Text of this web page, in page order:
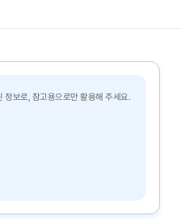
정보로, 참고용으로만 활용해 주세요.